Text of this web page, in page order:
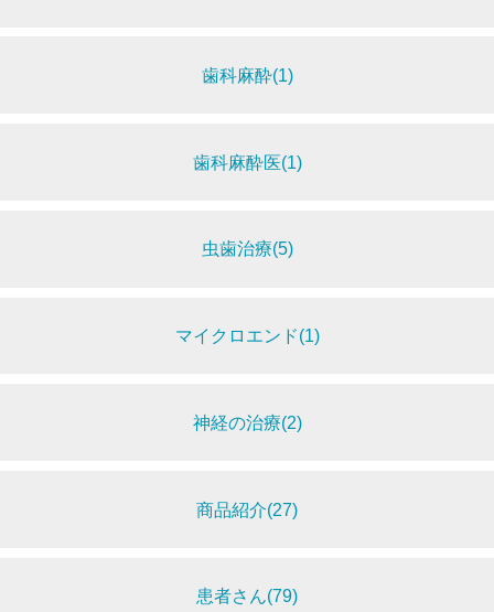
歯科麻酔(1)
歯科麻酔医(1)
虫歯治療(5)
マイクロエンド(1)
神経の治療(2)
商品紹介(27)
患者さん(79)